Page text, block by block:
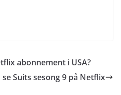
abonnement i USA?
Suits sesong 9 på Netflix